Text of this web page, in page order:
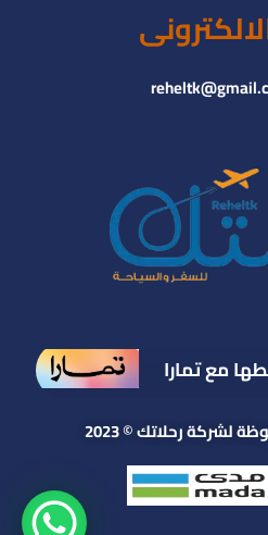
مع تمارا
رحلاتك © 2023